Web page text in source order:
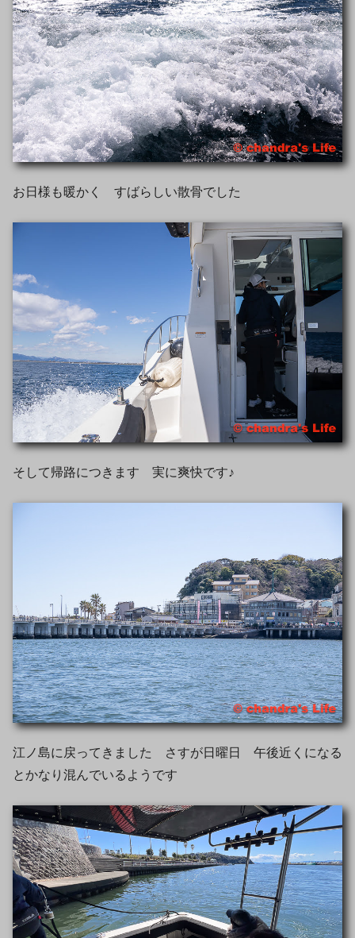
お日様も暖かく すばらしい散骨でした
そして帰路につきます 実に爽快です♪
江ノ島に戻ってきました さすが日曜日 午後近くになる
とかなり混んでいるようです